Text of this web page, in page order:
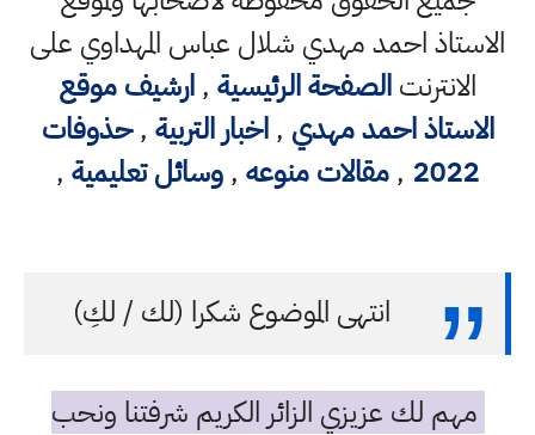
الاستاذ احمد مهدي شلال عباس المهداوي على
الانترنتالصفحة الرئيسية ,ارشيف موقع
الاستاذ احمد مهدي ,اخبار التربية ,حذوفات
2022
,مقالات منوعه ,وسائل تعليمية ,
انتهى الموضوع شكرا (لك / لكِ)
مهم لك عزيزي الزائر الكريم شرفتنا ونحب